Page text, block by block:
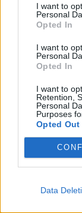
I want to
Personal
Opted In
I want to
Personal
Opted In
I want to
Retention,
Personal
Purposes
Opted Out
Data
KEDVES
A keresett
tartozik,
kötéslistái